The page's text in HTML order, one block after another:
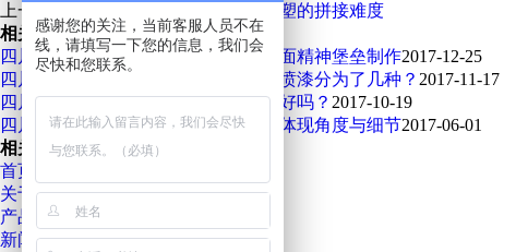
上一篇：
吸塑字专业厂家介绍超长吸塑的拼接难度
相关新闻推荐
四川迷你字厂家介绍双面、三面、四面精神堡垒制作2017-12-25
四川迷你字厂家介绍LED发光字表面喷漆分为了几种？ 2017-11-17
四川迷你字无边字的亮度高吗？质量好吗？ 2017-10-19
四川迷你字厂家介绍穿孔字性能需求体现角度与细节2017-06-01
相关产品推荐
首页
关于我们
产品展示
新闻资讯
感谢您的关注，当前客服人员不在
线，请填写一下您的信息，我们会
尽快和您联系。